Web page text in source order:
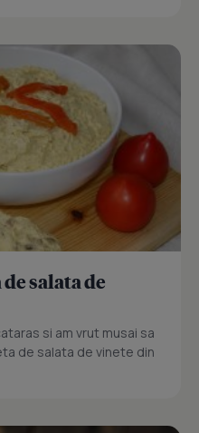
salata de
si am vrut musai sa
de salata de vinete din